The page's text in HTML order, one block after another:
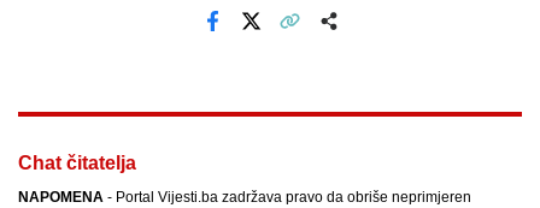
Chat čitatelja
NAPOMENA - Portal Vijesti.ba zadržava pravo da obriše neprimjeren